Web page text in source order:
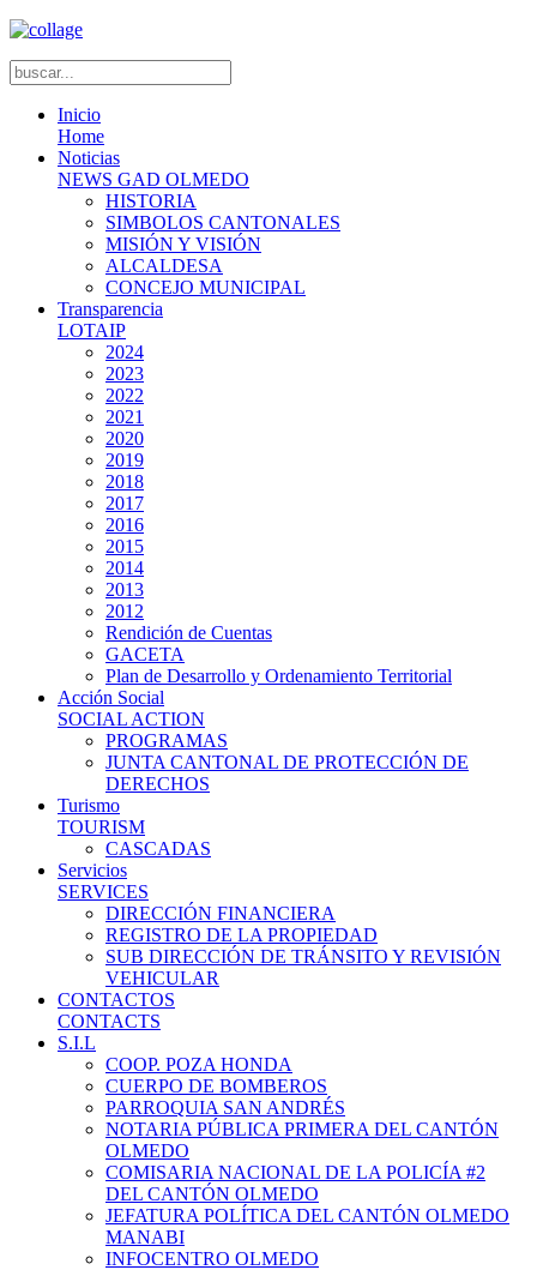
Inicio
Home
Noticias
NEWS GAD OLMEDO
HISTORIA
SIMBOLOS CANTONALES
MISIÓN Y VISIÓN
ALCALDESA
CONCEJO MUNICIPAL
Transparencia
LOTAIP
2024
2023
2022
2021
2020
2019
2018
2017
2016
2015
2014
2013
2012
Rendición de Cuentas
GACETA
Plan de Desarrollo y Ordenamiento Territorial
Acción Social
SOCIAL ACTION
PROGRAMAS
JUNTA CANTONAL DE PROTECCIÓN DE
DERECHOS
Turismo
TOURISM
CASCADAS
Servicios
SERVICES
DIRECCIÓN FINANCIERA
REGISTRO DE LA PROPIEDAD
SUB DIRECCIÓN DE TRÁNSITO Y REVISIÓN
VEHICULAR
CONTACTOS
CONTACTS
S.I.L
COOP. POZA HONDA
CUERPO DE BOMBEROS
PARROQUIA SAN ANDRÉS
NOTARIA PÚBLICA PRIMERA DEL CANTÓN
OLMEDO
COMISARIA NACIONAL DE LA POLICÍA #2
DEL CANTÓN OLMEDO
JEFATURA POLÍTICA DEL CANTÓN OLMEDO
MANABI
INFOCENTRO OLMEDO